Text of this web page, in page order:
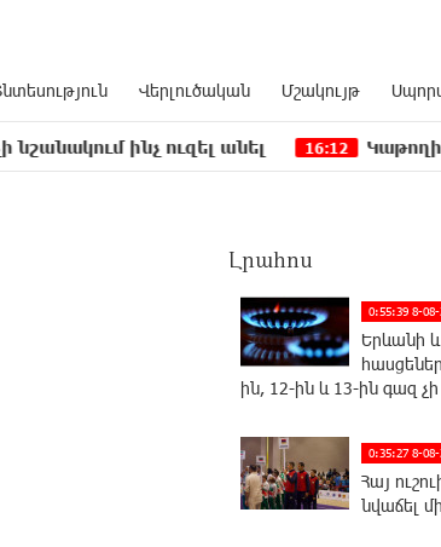
Վերլուծական Մշակույթ
ուզել անել 16:12 Կաթողիկոսի դեմ
Լրահոս
0:55:39 8-08-
Երևանի
ին, 12-ին և 13-ին գազ չի
0:35:27 8-08-
Հայ
նվաճել